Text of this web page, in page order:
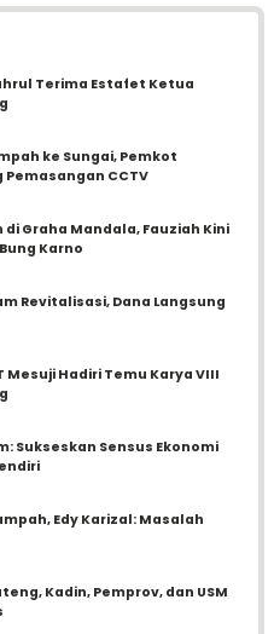
Terima Estafet Ketua
ke Sungai, Pemkot
CCTV
Graha Mandala, Fauziah Kini
Karno
Revitalisasi, Dana Langsung
Hadiri Temu Karya VIII
Sukseskan Sensus Ekonomi
Edy Karizal: Masalah
Kadin, Pemprov, dan USM